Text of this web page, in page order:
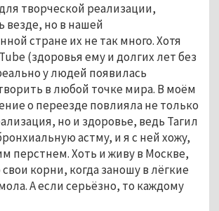
творческой реализации,
везде, но в нашей
стране их не так много. Хотя
(здоровья ему и долгих лет без
у людей появилась
в любой точке мира. В моём
о переезде повлияла не только
но и здоровье, ведь Тагил
астму, и я с ней хожу,
перстнем. Хоть и живу в Москве,
корни, когда заношу в лёгкие
А если серьёзно, то каждому